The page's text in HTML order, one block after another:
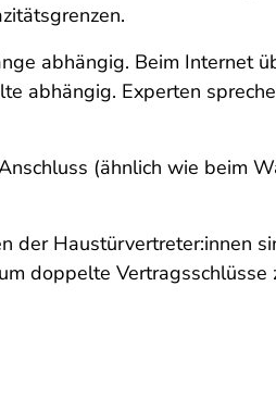
abhängig. Beim Internet
abhängig. Experten
(ähnlich wie beim
der Haustürvertreter:innen
doppelte Vertragsschlüsse